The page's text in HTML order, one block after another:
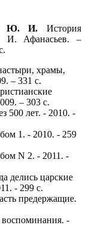
Ю. И. История
Афанасьев. –
храмы,
– 331 с.
– 303 с.
500 лет. - 2010. -
1. - 2010. - 259
N 2. - 2011. -
делись царские
- 299 с.
предержащие.
-